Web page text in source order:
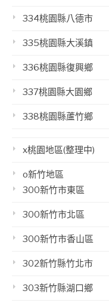
334桃園縣八德市
335桃園縣大溪鎮
336桃園縣復興鄉
337桃園縣大園鄉
338桃園縣蘆竹鄉
x桃園地區(整理中)
o新竹地區
300新竹市東區
300新竹市北區
300新竹市香山區
302新竹縣竹北市
303新竹縣湖口鄉